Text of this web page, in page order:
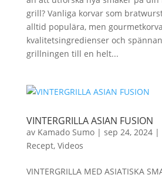
grill? Vanliga korvar som
alltid populära, men
kvalitetsingredienser och
grillningen till en helt...
VINTERGRILLA ASIAN FUSION
av Kamado Sumo| sep 24, 2024|
Recept, Videos
VINTERGRILLA MED ASIATISKA